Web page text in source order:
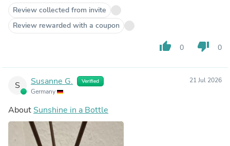
Review collected from invite
Review rewarded with a coupon
thumb_up 0 thumb_down 0
S Susanne G. Verified
Germany
21 Jul 2026
About Sunshine in a Bottle